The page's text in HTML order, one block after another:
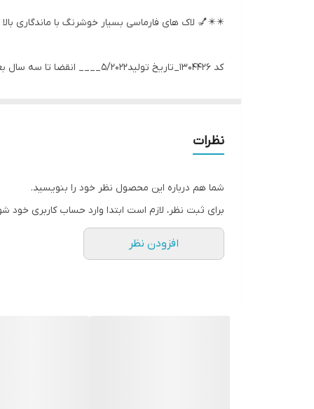
✴️⁩‌✴️⁩💅 لاک های فارماسی بسیار خوشرنگ با ماندگاری بالا
کد 1304426_تاریخ تولید۵/۲۰۲۲____ انقضا تا سه سال بعد از تولید و از زمان بازشدن ۱۲ ماه زمان دارد
نظرات
شما هم درباره این محصول نظر خود را بنویسید.
برای ثبت نظر، لازم است ابتدا وارد حساب کاربری خود
افزودن نظر